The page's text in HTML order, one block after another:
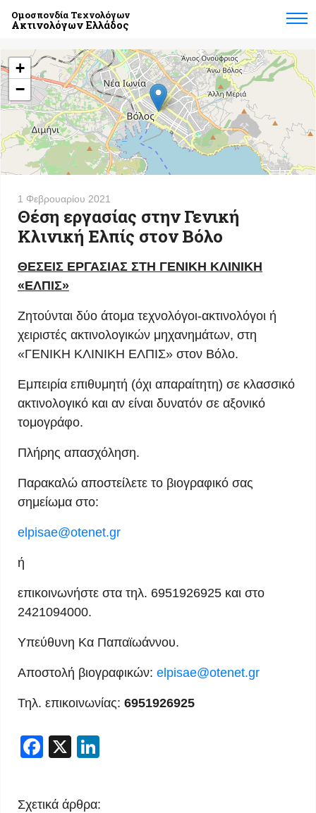
Ομοσπονδία Τεχνολόγων
Ακτινολόγων Ελλάδος
+
−
1 Φεβρουαρίου 2021
Θέση εργασίας στην Γενική
Κλινική Ελπίς στον Βόλο
ΘΕΣΕΙΣ ΕΡΓΑΣΙΑΣ ΣΤΗ ΓΕΝΙΚΗ ΚΛΙΝΙΚΗ
«ΕΛΠΙΣ»
Ζητούνται δύο άτομα τεχνολόγοι-ακτινολόγοι ή
χειριστές ακτινολογικών μηχανημάτων, στη
«ΓΕΝΙΚΗ ΚΛΙΝΙΚΗ ΕΛΠΙΣ» στον Βόλο.
Εμπειρία επιθυμητή (όχι απαραίτητη) σε κλασσικό
ακτινολογικό και αν είναι δυνατόν σε αξονικό
τομογράφο.
Πλήρης απασχόληση.
Παρακαλώ αποστείλετε το βιογραφικό σας
σημείωμα στο:
elpisae@otenet.gr
ή
επικοινωνήστε στα τηλ. 6951926925 και στο
2421094000.
Υπεύθυνη Κα Παπαϊωάννου.
Αποστολή βιογραφικών: elpisae@otenet.gr
Τηλ. επικοινωνίας: 6951926925
Facebook
X
Σχετικά άρθρα: